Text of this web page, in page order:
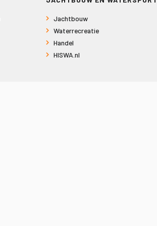
Jachtbouw
Waterrecreatie
Handel
HISWA.nl